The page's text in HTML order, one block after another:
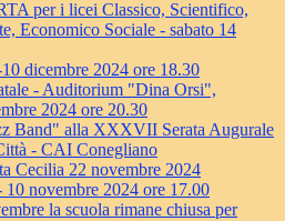
per i licei Classico, Scientifico,
Economico Sociale - sabato 14
dicembre 2024 ore 18.30
- Auditorium "Dina Orsi",
2024 ore 20.30
Band" alla XXXVII Serata Augurale
- CAI Conegliano
Cecilia 22 novembre 2024
novembre 2024 ore 17.00
la scuola rimane chiusa per